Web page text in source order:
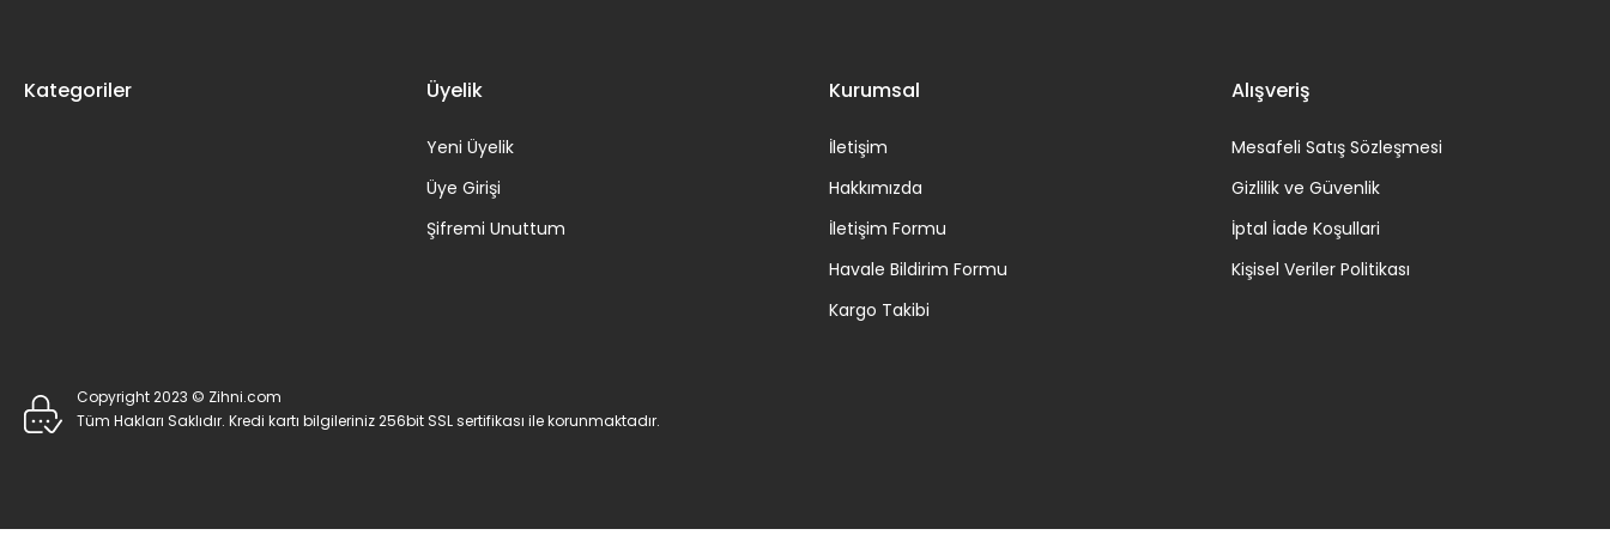
Kategoriler Üyelik
Yeni Üyelik
Üye Girişi
Şifremi Unuttum
Kurumsal
İletişim
Hakkımızda
İletişim Formu
Havale Bildirim Formu
Kargo Takibi
Alışveriş
Mesafeli Satış Sözleşmesi
Gizlilik ve Güvenlik
İptal İade Koşullari
Kişisel Veriler Politikası
Copyright 2023 © Zihni.com
Tüm Hakları Saklıdır. Kredi kartı bilgileriniz 256bit SSL sertifikası ile korunmaktadır.